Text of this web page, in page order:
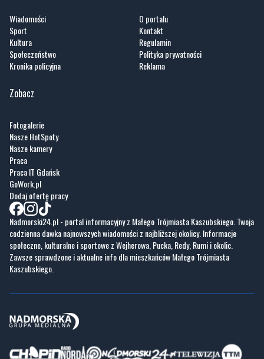
Wiadomości
Sport
Kultura
Społeczeństwo
Kronika policyjna
O portalu
Kontakt
Regulamin
Polityka prywatności
Reklama
Zobacz
Fotogalerie
Nasze HotSpoty
Nasze kamery
Praca
Praca IT Gdańsk
GoWork.pl
Dodaj ofertę pracy
Nadmorski24.pl - portal informacyjny z Małego Trójmiasta Kaszubskiego. Twoja
codzienna dawka najnowszych wiadomości z najbliższej okolicy. Informacje
społeczne, kulturalne i sportowe z Wejherowa, Pucka, Redy, Rumi i okolic.
Zawsze sprawdzone i aktualne info dla mieszkańców Małego Trójmiasta
Kaszubskiego.